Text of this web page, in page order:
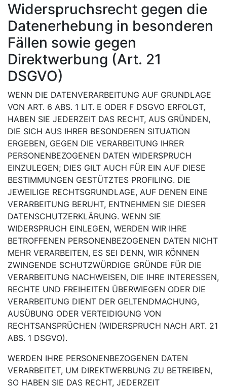
Widerspruchsrecht gegen die
Datenerhebung in besonderen
Fällen sowie gegen
Direktwerbung (Art. 21
DSGVO)
WENN DIE DATENVERARBEITUNG AUF GRUNDLAGE
VON ART. 6 ABS. 1 LIT. E ODER F DSGVO ERFOLGT,
HABEN SIE JEDERZEIT DAS RECHT, AUS GRÜNDEN,
DIE SICH AUS IHRER BESONDEREN SITUATION
ERGEBEN, GEGEN DIE VERARBEITUNG IHRER
PERSONENBEZOGENEN DATEN WIDERSPRUCH
EINZULEGEN; DIES GILT AUCH FÜR EIN AUF DIESE
BESTIMMUNGEN GESTÜTZTES PROFILING. DIE
JEWEILIGE RECHTSGRUNDLAGE, AUF DENEN EINE
VERARBEITUNG BERUHT, ENTNEHMEN SIE DIESER
DATENSCHUTZERKLÄRUNG. WENN SIE
WIDERSPRUCH EINLEGEN, WERDEN WIR IHRE
BETROFFENEN PERSONENBEZOGENEN DATEN NICHT
MEHR VERARBEITEN, ES SEI DENN, WIR KÖNNEN
ZWINGENDE SCHUTZWÜRDIGE GRÜNDE FÜR DIE
VERARBEITUNG NACHWEISEN, DIE IHRE INTERESSEN,
RECHTE UND FREIHEITEN ÜBERWIEGEN ODER DIE
VERARBEITUNG DIENT DER GELTENDMACHUNG,
AUSÜBUNG ODER VERTEIDIGUNG VON
RECHTSANSPRÜCHEN (WIDERSPRUCH NACH ART. 21
ABS. 1 DSGVO).
WERDEN IHRE PERSONENBEZOGENEN DATEN
VERARBEITET, UM DIREKTWERBUNG ZU BETREIBEN,
SO HABEN SIE DAS RECHT, JEDERZEIT